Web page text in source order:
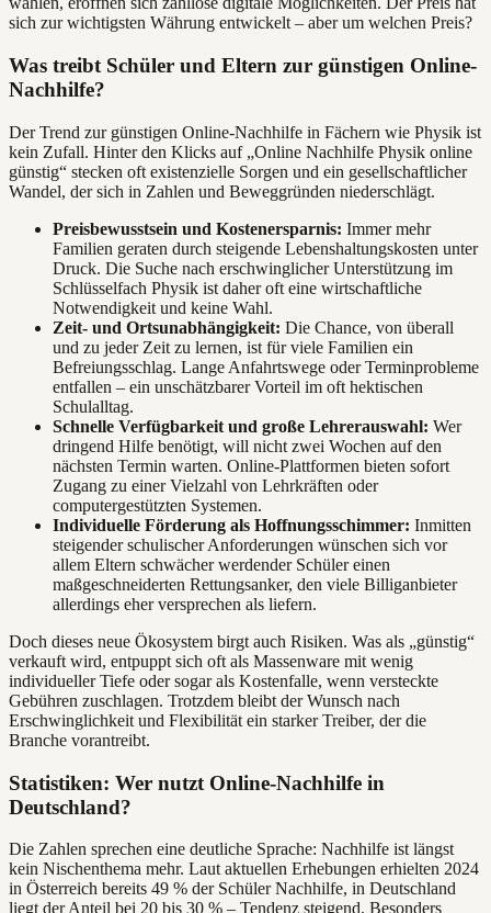
sich zur wichtigsten Währung entwickelt – aber um welchen Preis?
Was treibt Schüler und Eltern zur günstigen Online-
Nachhilfe?
Der Trend zur günstigen Online-Nachhilfe in Fächern wie Physik ist
kein Zufall. Hinter den Klicks auf „Online Nachhilfe Physik online
günstig“ stecken oft existenzielle Sorgen und ein gesellschaftlicher
Wandel, der sich in Zahlen und Beweggründen niederschlägt.
Preisbewusstsein und Kostenersparnis: Immer mehr
Familien geraten durch steigende Lebenshaltungskosten unter
Druck. Die Suche nach erschwinglicher Unterstützung im
Schlüsselfach Physik ist daher oft eine wirtschaftliche
Notwendigkeit und keine Wahl.
Zeit- und Ortsunabhängigkeit: Die Chance, von überall
und zu jeder Zeit zu lernen, ist für viele Familien ein
Befreiungsschlag. Lange Anfahrtswege oder Terminprobleme
entfallen – ein unschätzbarer Vorteil im oft hektischen
Schulalltag.
Schnelle Verfügbarkeit und große Lehrerauswahl: Wer
dringend Hilfe benötigt, will nicht zwei Wochen auf den
nächsten Termin warten. Online-Plattformen bieten sofort
Zugang zu einer Vielzahl von Lehrkräften oder
computergestützten Systemen.
Individuelle Förderung als Hoffnungsschimmer: Inmitten
steigender schulischer Anforderungen wünschen sich vor
allem Eltern schwächer werdender Schüler einen
maßgeschneiderten Rettungsanker, den viele Billiganbieter
allerdings eher versprechen als liefern.
Doch dieses neue Ökosystem birgt auch Risiken. Was als „günstig“
verkauft wird, entpuppt sich oft als Massenware mit wenig
individueller Tiefe oder sogar als Kostenfalle, wenn versteckte
Gebühren zuschlagen. Trotzdem bleibt der Wunsch nach
Erschwinglichkeit und Flexibilität ein starker Treiber, der die
Branche vorantreibt.
Statistiken: Wer nutzt Online-Nachhilfe in
Deutschland?
Die Zahlen sprechen eine deutliche Sprache: Nachhilfe ist längst
kein Nischenthema mehr. Laut aktuellen Erhebungen erhielten 2024
in Österreich bereits 49 % der Schüler Nachhilfe, in Deutschland
liegt der Anteil bei 20 bis 30 % – Tendenz steigend. Besonders